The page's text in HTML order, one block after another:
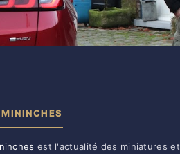
est l'actualité des miniatures et